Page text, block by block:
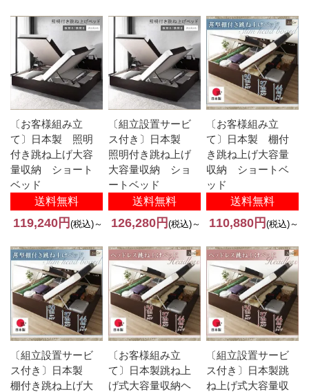
〔お客様組み立
て〕日本製 照明
付き跳ね上げ大容
量収納 ショート
送料無料
119,240円 (税込)～
〔組立設置サービ
ス付き〕日本製
照明付き跳ね上げ
大容量収納 ショ
送料無料
126,280円 (税込)～
〔お客様組み立
て〕日本製 棚付
き跳ね上げ大容量
収納 ショートベ
送料無料
110,880円 (税込)～
〔組立設置サービ
ス付き〕日本製
棚付き跳ね上げ大
〔お客様組み立
て〕日本製跳ね上
げ式大容量収納ヘ
〔組立設置サービ
ス付き〕日本製跳
ね上げ式大容量収